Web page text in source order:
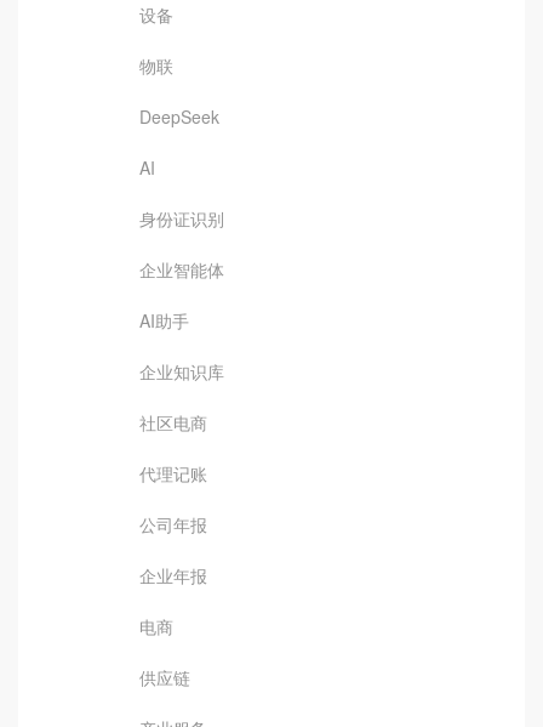
设备
物联
DeepSeek
AI
身份证识别
企业智能体
AI助手
企业知识库
社区电商
代理记账
公司年报
企业年报
电商
供应链